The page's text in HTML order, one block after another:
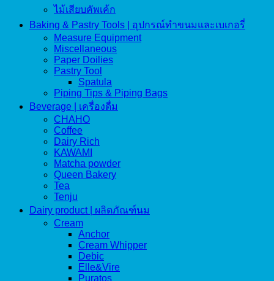
ไม้เสียบคัพเค้ก
Baking & Pastry Tools | อุปกรณ์ทำขนมและเบเกอรี่
Measure Equipment
Miscellaneous
Paper Doilies
Pastry Tool
Spatula
Piping Tips & Piping Bags
Beverage | เครื่องดื่ม
CHAHO
Coffee
Dairy Rich
KAWAMI
Matcha powder
Queen Bakery
Tea
Tenju
Dairy product | ผลิตภัณฑ์นม
Cream
Anchor
Cream Whipper
Debic
Elle&Vire
Puratos